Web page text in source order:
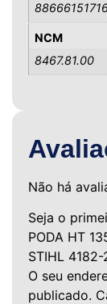
NCM
8467.81.00
Não há
Seja o
PODA HT
STIHL
O seu
publicado.